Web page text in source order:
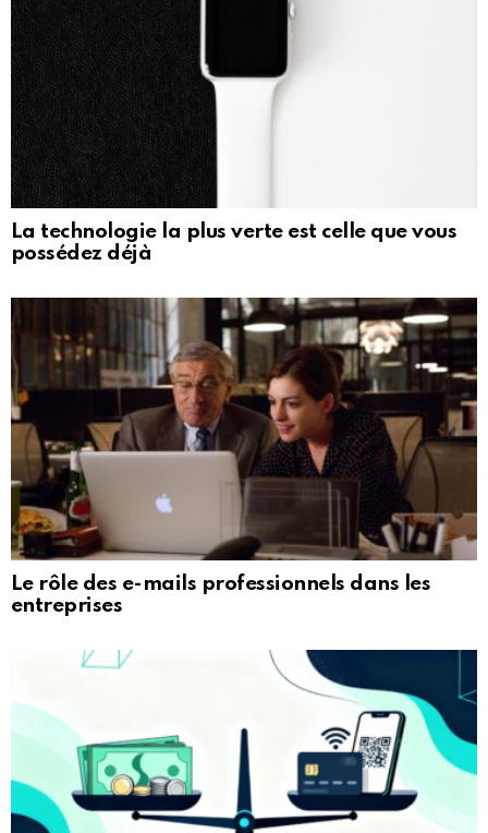
La technologie la plus verte est celle que vous
possédez déjà
Le rôle des e-mails professionnels dans les
entreprises